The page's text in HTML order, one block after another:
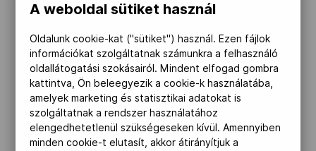
található emlékműnél.
Kerekasztalon a Kettőskarrier" />
2023.10.05.
Kerekasztalon a Kettőskarrier
A weboldal sütiket használ
Oldalunk cookie-kat ("sütiket") használ. Ezen fájlok
információkat szolgáltatnak számunkra a felhasználó
oldallátogatási szokásairól. Mindent elfogad gombra
kattintva, Ön beleegyezik a cookie-k használatába,
amelyek marketing és statisztikai adatokat is
szolgáltatnak a rendszer használatához
elengedhetetlenül szükségeseken kívül. Amennyiben
minden cookie-t elutasít, akkor átirányítjuk a